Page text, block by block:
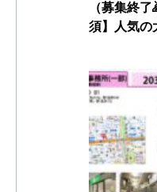
（募集終
須】人気